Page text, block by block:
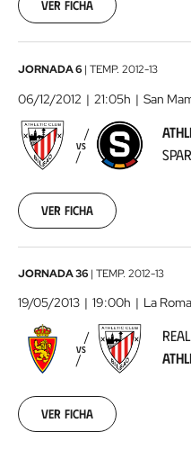
28
00:00:00
Ver ficha
Athletic
Club
-
Sparta
Praha
2012-
06
00:00:00
JORNADA 6 | TEMP. 2012-13
06/12/2012 21:05h San
VS
Ver ficha
Real
Zaragoza
Athletic
Club2013-
19
00:00:00
JORNADA 36 | TEMP. 2012-13
19/05/2013 19:00h La
VS
Ver ficha